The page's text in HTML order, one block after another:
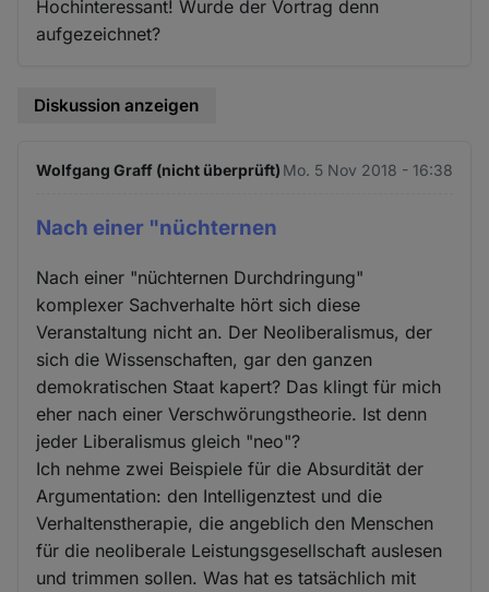
Hochinteressant! Wurde der Vortrag denn
aufgezeichnet?
Diskussion anzeigen
Wolfgang Graff (nicht überprüft) Mo. 5 Nov 2018 - 16:38
Nach einer "nüchternen
Nach einer "nüchternen Durchdringung"
komplexer Sachverhalte hört sich diese
Veranstaltung nicht an. Der Neoliberalismus, der
sich die Wissenschaften, gar den ganzen
demokratischen Staat kapert? Das klingt für mich
eher nach einer Verschwörungstheorie. Ist denn
jeder Liberalismus gleich "neo"?
Ich nehme zwei Beispiele für die Absurdität der
Argumentation: den Intelligenztest und die
Verhaltenstherapie, die angeblich den Menschen
für die neoliberale Leistungsgesellschaft auslesen
und trimmen sollen. Was hat es tatsächlich mit